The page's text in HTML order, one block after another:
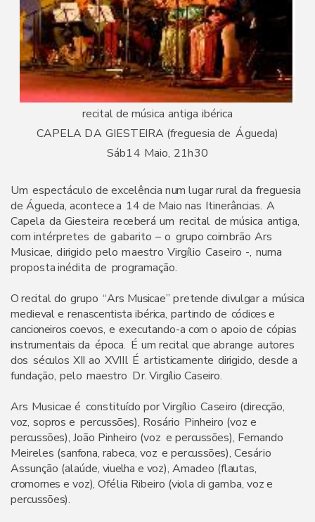
recitalde música antiga ibérica
CAPELA DA GIESTEIRA (freguesia de Águeda)
Sáb14 Maio, 21h30
Um espectáculo deexcelência numlugarruralda freguesia
deÁgueda, acontecea 14 de Maio nas Itinerâncias. A
Capela da Giesteira receberá um recital de música antiga,
comintérpretes de gabarito – o grupo coimbrão Ars
Musicae, dirigido pelo maestro Virgílio Caseiro -, numa
propostainédita de programação.
Orecitaldo grupo “Ars Musicae” pretende divulgar a música
medievale renascentista ibérica, partindo de códices e
cancioneiros coevos, e executando-a com o apoio de cópias
instrumentais da época. É um recitalque abrange autores
dos séculos XII ao XVIII. É artisticamente dirigido, desdea
fundação, pelo maestro Dr.Virgílio Caseiro.
Ars Musicae é constituído porVirgílio Caseiro (direcção,
voz, soprose percussões), Rosário Pinheiro (voz e
percussões), João Pinheiro (voz e percussões), Fernando
Meireles (sanfona, rabeca, voz epercussões),Cesário
Assunção (alaúde, viuelha e voz), Amadeo (flautas,
cromornesevoz), Ofélia Ribeiro (viola di gamba, voze
percussões).